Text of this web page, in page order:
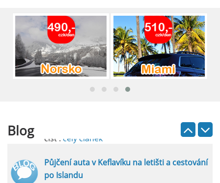
Blog
brána do regionu Costa Blanca, se nachází
přibližně 9 km od centra Alicante.
číst :celý článek
Pronájem auta na letišti Lefkada: Kompletní
průvodce
Půjčení auta na letišti Lefkada je skvělý
číst : celý článek
Půjčení auta v Keflavíku na letišti a cestování
po Islandu